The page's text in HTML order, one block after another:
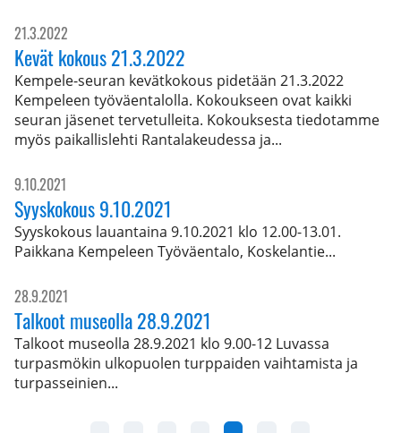
21.3.2022
Kevät kokous 21.3.2022
Kempele-seuran kevätkokous pidetään 21.3.2022
Kempeleen työväentalolla. Kokoukseen ovat kaikki
seuran jäsenet tervetulleita. Kokouksesta tiedotamme
myös paikallislehti Rantalakeudessa ja...
9.10.2021
Syyskokous 9.10.2021
Syyskokous lauantaina 9.10.2021 klo 12.00-13.01.
Paikkana Kempeleen Työväentalo, Koskelantie...
28.9.2021
Talkoot museolla 28.9.2021
Talkoot museolla 28.9.2021 klo 9.00-12 Luvassa
turpasmökin ulkopuolen turppaiden vaihtamista ja
turpasseinien...